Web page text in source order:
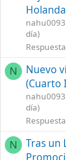
nahu0093
día)
N
Nuevo
(Cuarto
nahu0093
día)
N
Tras un